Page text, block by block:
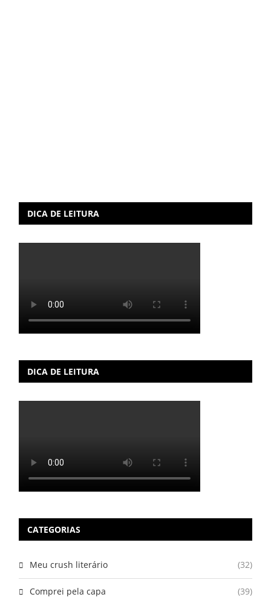
DICA DE LEITURA
DICA DE LEITURA
CATEGORIAS
Meu crush literário (32)
Comprei pela capa (39)